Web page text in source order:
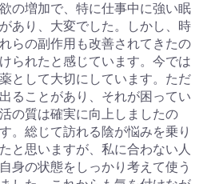
の増加で、特に仕事中に強い眠
あり、大変でした。しかし、時
らの副作用も改善されてきたの
られたと感じています。今では
として大切にしています。ただ
ることがあり、それが困ってい
の質は確実に向上しましたの
。総じて訪れる陰が悩みを乗り
と思いますが、私に合わない人
身の状態をしっかり考えて使う